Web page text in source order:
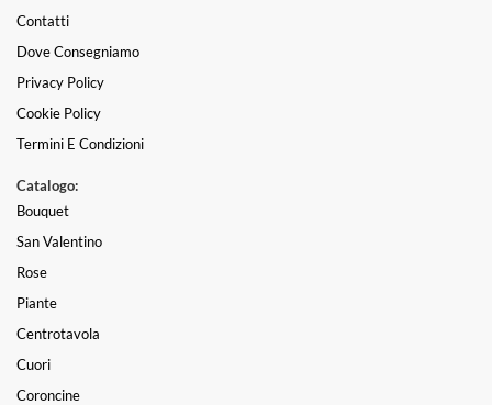
Contatti
Dove Consegniamo
Privacy Policy
Cookie Policy
Termini E Condizioni
Catalogo:
Bouquet
San Valentino
Rose
Piante
Centrotavola
Cuori
Coroncine